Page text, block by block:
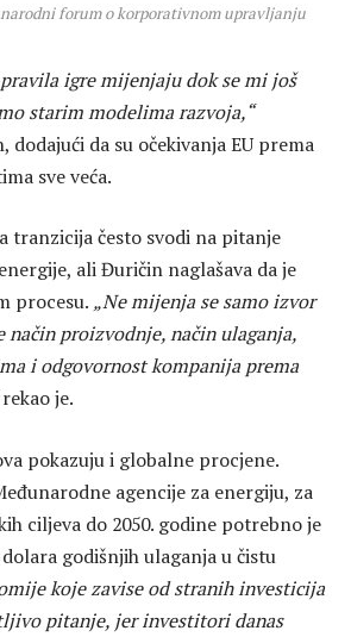
forum o korporativnom upravljanju
igre mijenjaju dok se mi još
starim modelima razvoja,“
da su očekivanja EU prema
sve veća.
tranzicija često svodi na pitanje
ali Đuričin naglašava da je
procesu. „Ne mijenja se samo izvor
način proizvodnje, način ulaganja,
i odgovornost kompanija prema
je.
pokazuju i globalne procjene.
agencije za energiju, za
ciljeva do 2050. godine potrebno je
godišnjih ulaganja u čistu
koje zavise od stranih investicija
pitanje, jer investitori danas